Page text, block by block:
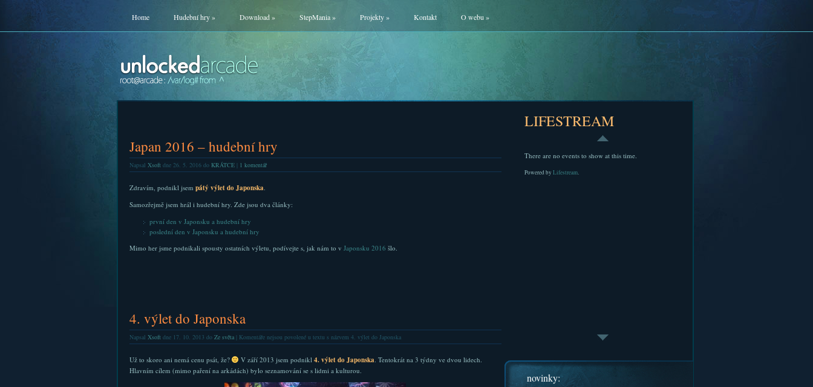
Home Hudební hry» Download» StepMania» Projekty» Kontakt O webu »
Japan 2016 – hudební hry
Napsal Xsoftdne 26. 5. 2016 do KRÁTCE| 1 komentář
Zdravím, podnikl jsem pátý výlet do Japonska.
Samozřejmě jsem hrál i hudební hry. Zde jsou dva články:
první den v Japonsku a hudební hry
poslední den v Japonsku a hudební hry
Mimo her jsme podnikali spousty ostatních výletu, podívejte s, jak nám to v Japonsku 2016 šlo.
4. výlet do Japonska
Napsal Xsoftdne 17. 10. 2013 do Ze světa| Komentáře nejsou povolenéu textu s názvem 4. výlet do Japonska
Už to skoro ani nemá cenu psát, že? V září 2013 jsem podnikl4. výlet do Japonska. Tentokrát na 3 týdny ve dvou lidech.
Hlavním cílem (mimo paření na arkádách) bylo seznamování se s lidmi a kulturou.
LIFESTREAM
There are no events to show at this time.
Powered by Lifestream.
novinky: